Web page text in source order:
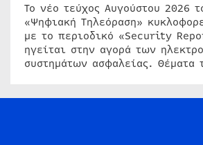
Το νέο τεύχος Αυγούστου 2026
«Ψηφιακή Τηλεόραση»
με το περιοδικό «Security
ηγείται στην αγορά των
συστημάτων ασφαλείας. Θέματα